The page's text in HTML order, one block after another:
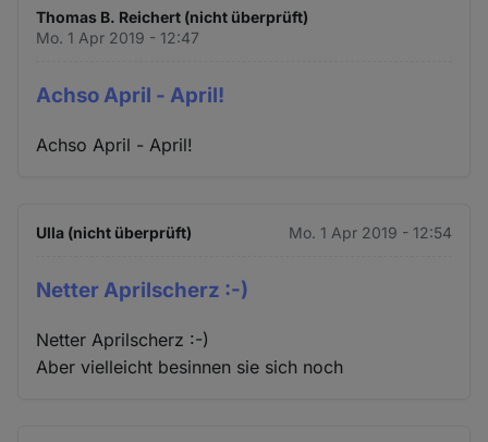
Thomas B. Reichert (nicht überprüft)
Mo. 1 Apr 2019 - 12:47
Achso April - April!
Achso April - April!
Ulla (nicht überprüft) Mo. 1 Apr 2019 - 12:54
Netter Aprilscherz :-)
Netter Aprilscherz :-)
Aber vielleicht besinnen sie sich noch